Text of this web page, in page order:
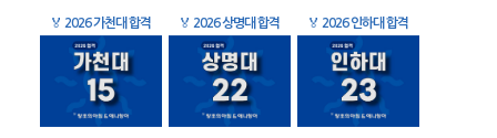
🏅 2026 가천대 합격 🏅 2026 상명대 합격 🏅 2026 인하대 합격